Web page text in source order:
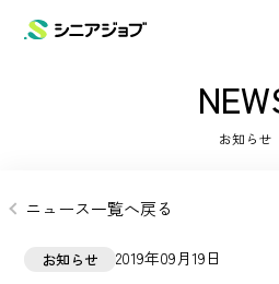
お知らせ
ニュース一覧へ戻る
お知らせ 2019年09月19日